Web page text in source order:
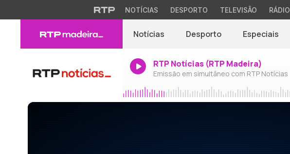
NOTÍCIAS DESPORTO TELEVISÃO RÁDIO
Notícias Desporto Especiais
RTP Notícias (RTP Madeira)
Emissão em simultâneo com RTP Notícias